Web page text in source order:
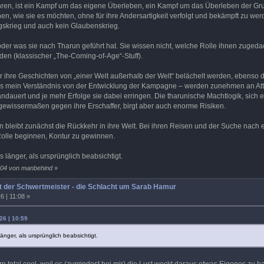
ist ein Kampf um das eigene Überleben, ein Kampf um das Überleben der
wie sie es möchten, ohne für ihre Andersartigkeit verfolgt und bekämpft zu
und auch kein Glaubenskrieg.
was sie nach Tharun geführt hat. Sie wissen nicht, welche Rolle ihnen
(klassischer „The-Coming-of-Age“-Stuff).
Geschichten von „einer Welt außerhalb der Welt“ belächelt werden,
mein Verständnis von der Entwicklung der Kampagne – werden zunehmen an
und je mehr Erfolge sie dabei erringen. Die tharunische Machtlogik, sich
gegen ihre Erschaffer, birgt aber auch enorme Risiken.
bleibt zunächst die Rückkehr in ihre Welt. Bei ihren Reisen und der Suche
beginnen, Kontur zu gewinnen.
länger, als ursprünglich beabsichtigt.
von manbehind»
der Schwertmeister - die Schlacht um Sarab Hamur
| 11:08 »
| 10:59
als ursprünglich beabsichtigt.